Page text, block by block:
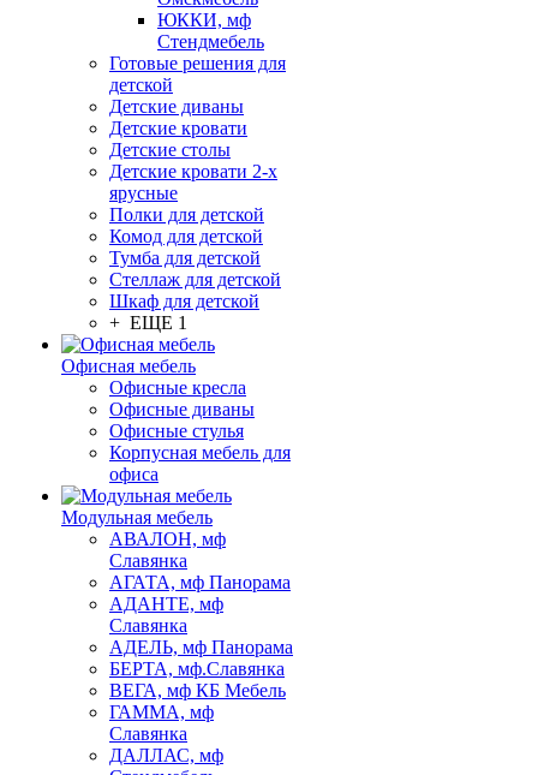
ЮККИ, мф
Стендмебель
Готовые решения для
детской
Детские диваны
Детские кровати
Детские столы
Детские кровати 2-х
ярусные
Полки для детской
Комод для детской
Тумба для детской
Стеллаж для детской
Шкаф для детской
+ ЕЩЕ 1
Офисная мебель
Офисные кресла
Офисные диваны
Офисные стулья
Корпусная мебель для
офиса
Модульная мебель
АВАЛОН, мф
Славянка
АГАТА, мф Панорама
АДАНТЕ, мф
Славянка
АДЕЛЬ, мф Панорама
БЕРТА, мф.Славянка
ВЕГА, мф КБ Мебель
ГАММА, мф
Славянка
ДАЛЛАС, мф